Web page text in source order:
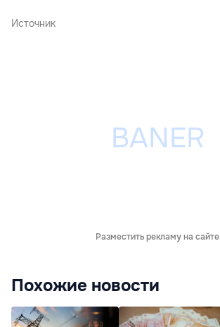
Источник
Разместить рекламу на сайте
Похожие новости